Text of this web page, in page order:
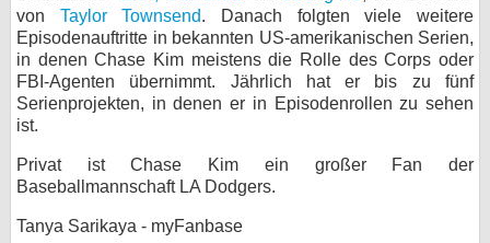
von Taylor Townsend. Danach folgten viele weitere
Episodenauftritte in bekannten US-amerikanischen Serien,
in denen Chase Kim meistens die Rolle des Corps oder
FBI-Agenten übernimmt. Jährlich hat er bis zu fünf
Serienprojekten, in denen er in Episodenrollen zu sehen
ist.
Privat ist Chase Kim ein großer Fan der
Baseballmannschaft LA Dodgers.
Tanya Sarikaya - myFanbase
Impressum
Desktop-Ansicht
myFanbase